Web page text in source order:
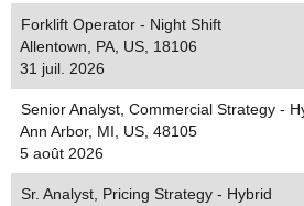
Forklift Operator - Night Shift
Allentown, PA, US, 18106
31 juil. 2026
Senior Analyst, Commercial Strategy -
Ann Arbor, MI, US, 48105
5 août 2026
Sr. Analyst, Pricing Strategy - Hybrid